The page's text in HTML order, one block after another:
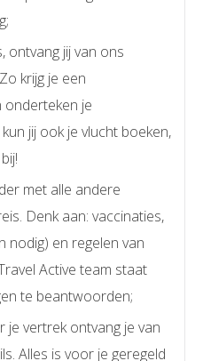
ontvang jij van ons
krijg je een
je
jij ook je vlucht boeken,
met alle andere
Denk aan: vaccinaties,
nodig) en regelen van
Active team staat
te beantwoorden;
je vertrek ontvang je van
Alles is voor je geregeld